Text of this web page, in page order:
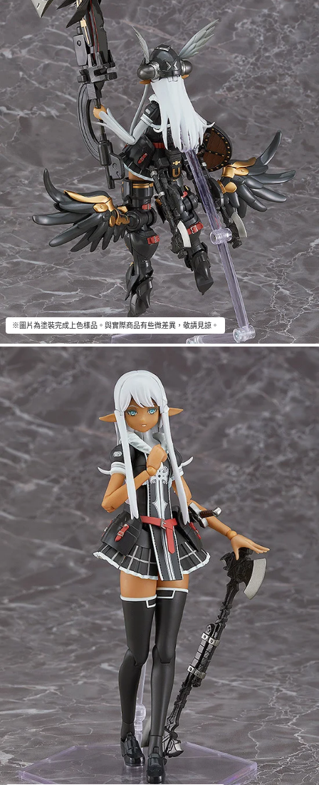
※圖片為塗裝完成上色樣品。與實際商品有些微差異，敬請見諒。